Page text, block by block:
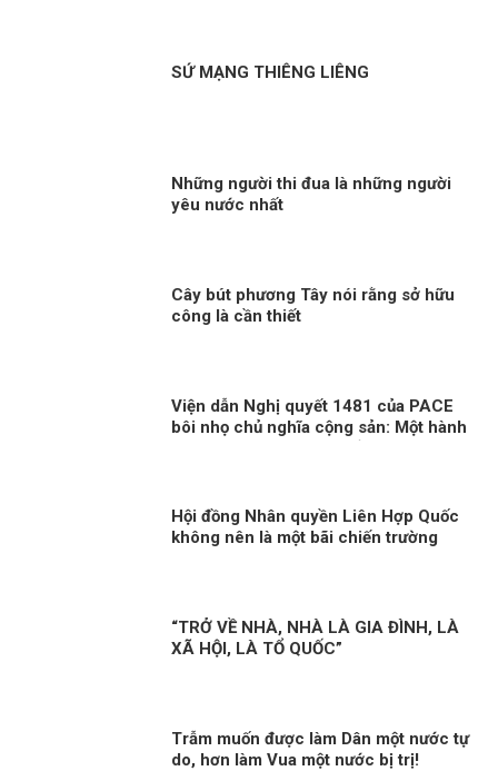
SỨ MẠNG THIÊNG LIÊNG
Những người thi đua là những người
yêu nước nhất
Cây bút phương Tây nói rằng sở hữu
công là cần thiết
Viện dẫn Nghị quyết 1481 của PACE
bôi nhọ chủ nghĩa cộng sản: Một hành
Hội đồng Nhân quyền Liên Hợp Quốc
không nên là một bãi chiến trường
“TRỞ VỀ NHÀ, NHÀ LÀ GIA ĐÌNH, LÀ
XÃ HỘI, LÀ TỔ QUỐC”
Trẫm muốn được làm Dân một nước tự
do, hơn làm Vua một nước bị trị!